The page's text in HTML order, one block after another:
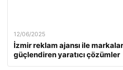
12/06/2025
İzmir reklam ajansı ile
güçlendiren yaratıcı çözümler